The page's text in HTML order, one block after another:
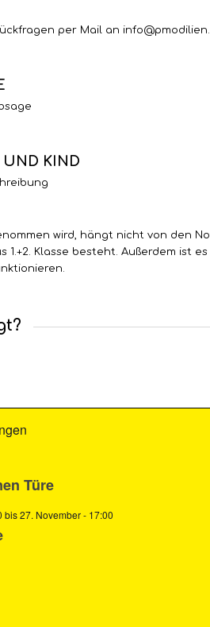
per Mail an
UND KIND
wird, hängt nicht von den
1.+2. Klasse besteht. Außerdem ist
Türe
bis27. November - 17:00